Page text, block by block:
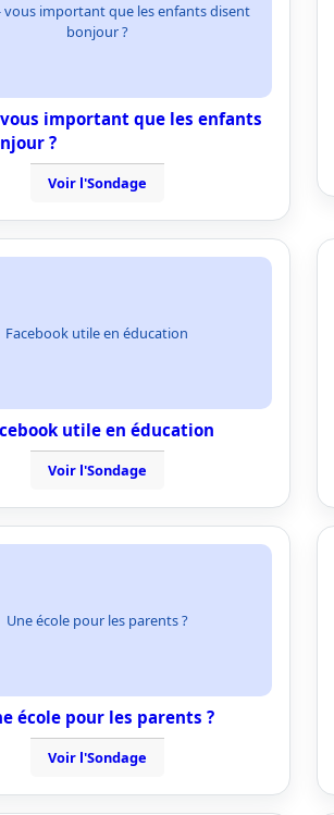
vous important que les enfants disent
bonjour ?
important que les enfants
?
Voir l'Sondage
Facebook utile en éducation
utile en éducation
Voir l'Sondage
Une école pour les parents ?
école pour les parents ?
Voir l'Sondage